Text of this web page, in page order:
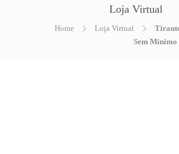
Loja Virtual
Home Loja Virtual
Sem